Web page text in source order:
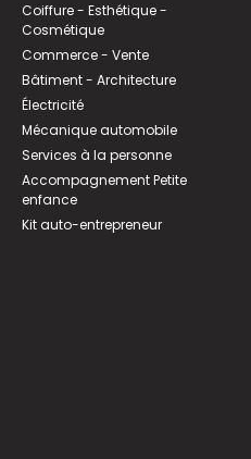
Coiffure - Esthétique -
Cosmétique
Commerce - Vente
Bâtiment - Architecture
Électricité
Mécanique automobile
Services à la personne
Accompagnement Petite
enfance
Kit auto-entrepreneur